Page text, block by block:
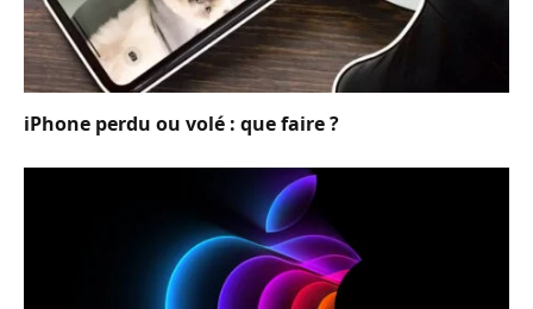
iPhone perdu ou volé : que faire ?